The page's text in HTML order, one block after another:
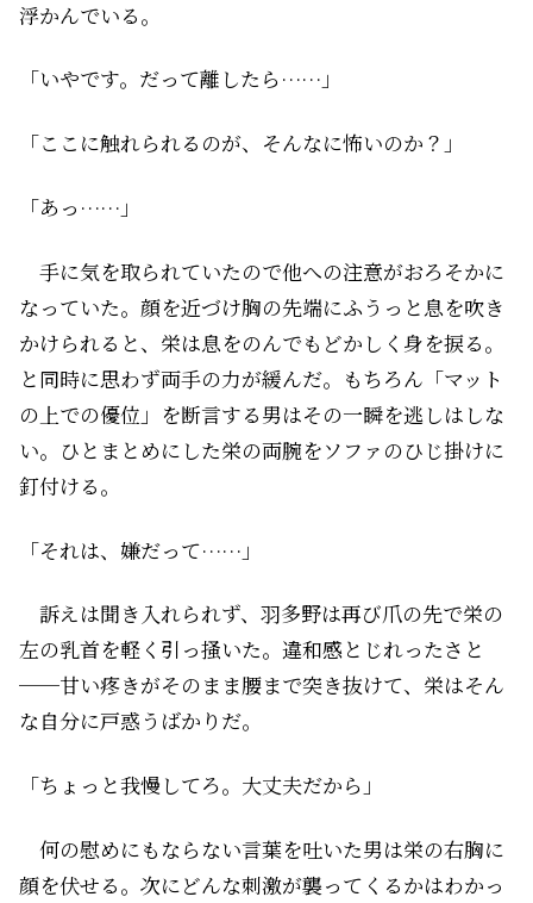
浮かんでいる。
「いやです。だって離したら……」
「ここに触れられるのが、そんなに怖いのか？」
「あっ……」
手に気を取られていたので他への注意がおろそかに
なっていた。顔を近づけ胸の先端にふうっと息を吹き
かけられると、栄は息をのんでもどかしく身を捩る。
と同時に思わず両手の力が緩んだ。もちろん「マット
の上での優位」を断言する男はその一瞬を逃しはしな
い。ひとまとめにした栄の両腕をソファのひじ掛けに
釘付ける。
「それは、嫌だって……」
訴えは聞き入れられず、羽多野は再び爪の先で栄の
左の乳首を軽く引っ掻いた。違和感とじれったさと
──甘い疼きがそのまま腰まで突き抜けて、栄はそん
な自分に戸惑うばかりだ。
「ちょっと我慢してろ。大丈夫だから」
何の慰めにもならない言葉を吐いた男は栄の右胸に
顔を伏せる。次にどんな刺激が襲ってくるかはわかっ